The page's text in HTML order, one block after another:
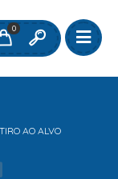
0
AO ALVO